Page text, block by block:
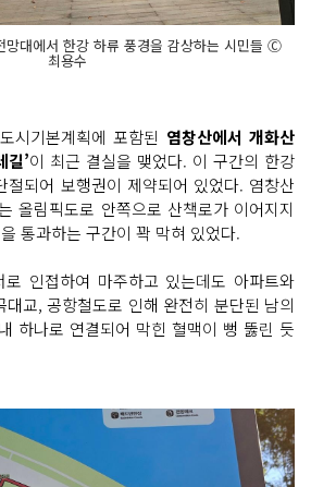
망대에서 한강 하류 풍경을 감상하는 시민들 Ⓒ
최용수
시기본계획에 포함된 염창산에서 개화산
길’이 최근 결실을 맺었다. 이 구간의 한강
절되어 보행권이 제약되어 있었다. 염창산
올림픽도로 안쪽으로 산책로가 이어지지
통과하는 구간이 꽉 막혀 있었다.
인접하여 마주하고 있는데도 아파트와
교, 공항철도로 인해 완전히 분단된 남의
하나로 연결되어 막힌 혈맥이 뻥 뚫린 듯